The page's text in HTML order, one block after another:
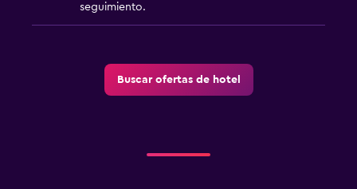
Desayuno continental
seguimiento.
Buscar ofertas de hotel